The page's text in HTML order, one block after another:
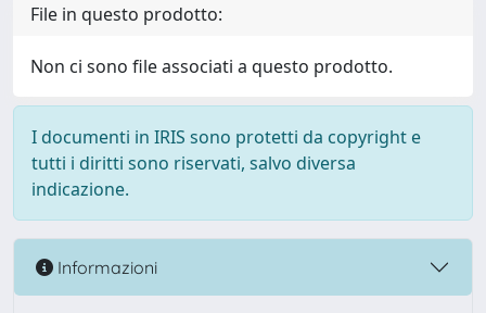
File in questo prodotto:
Non ci sono file associati a questo prodotto.
I documenti in IRIS sono protetti da copyright e
tutti i diritti sono riservati, salvo diversa
indicazione.
Informazioni